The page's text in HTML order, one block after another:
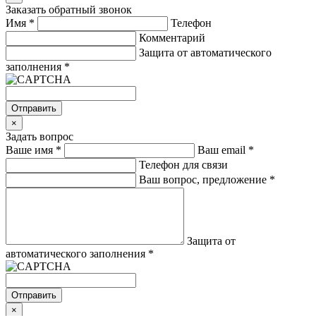
Заказать обратный звонок
Имя *
Телефон
Комментарий
Защита от автоматического
заполнения *
Отправить
×
Задать вопрос
Ваше имя * Ваш email *
Телефон для связи
Ваш вопрос, предложение *
Защита от
автоматического заполнения *
Отправить
×